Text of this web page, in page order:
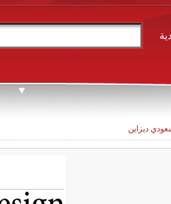
ديزاين